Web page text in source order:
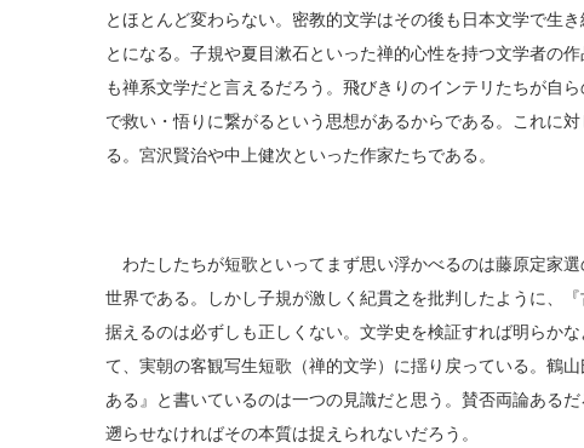
とほとんど変わらない。密教的文学はその後も日本文学で生
とになる。子規や夏目漱石といった禅的心性を持つ文学者の
も禅系文学だと言えるだろう。飛びきりのインテリたちが自
で救い・悟りに繋がるという思想があるからである。これに
る。宮沢賢治や中上健次といった作家たちである。
わたしたちが短歌といってまず思い浮かべるのは藤原定家
世界である。しかし子規が激しく紀貫之を批判したように、
据えるのは必ずしも正しくない。文学史を検証すれば明らか
て、実朝の客観写生短歌（禅的文学）に揺り戻っている。鶴
ある』と書いているのは一つの見識だと思う。賛否両論ある
遡らせなければその本質は捉えられないだろう。